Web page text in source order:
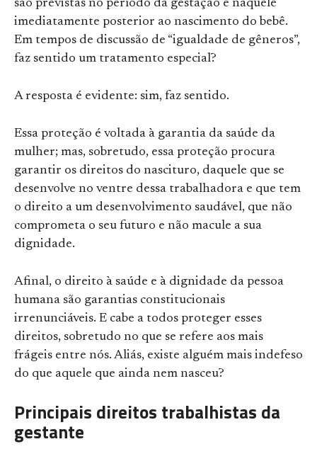
são previstas no período da gestação e naquele
imediatamente posterior ao nascimento do bebê.
Em tempos de discussão de “igualdade de gêneros”,
faz sentido um tratamento especial?
A resposta é evidente: sim, faz sentido.
Essa proteção é voltada à garantia da saúde da
mulher; mas, sobretudo, essa proteção procura
garantir os direitos do nascituro, daquele que se
desenvolve no ventre dessa trabalhadora e que tem
o direito a um desenvolvimento saudável, que não
comprometa o seu futuro e não macule a sua
dignidade.
Afinal, o direito à saúde e à dignidade da pessoa
humana são garantias constitucionais
irrenunciáveis. E cabe a todos proteger esses
direitos, sobretudo no que se refere aos mais
frágeis entre nós. Aliás, existe alguém mais indefeso
do que aquele que ainda nem nasceu?
Principais direitos trabalhistas da
gestante